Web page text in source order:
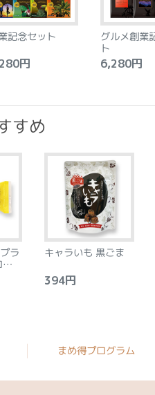
記念セット
円
グルメ創業
ト
6,280円
すめ
ラ
ン
レ
キャラいも 黒ごま
394円
まめ得プログラム